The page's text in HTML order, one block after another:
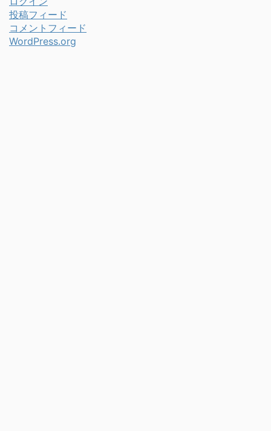
投稿フィード
コメントフィード
WordPress.org